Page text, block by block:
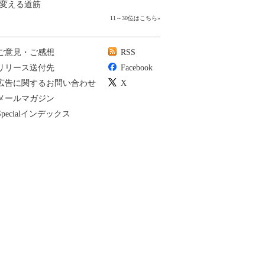
変える道筋
11～30位はこちら»
意見・ご感想
リース送付先
告に関するお問い合わせ
ールマガジン
インデックス
RSS
Facebook
X